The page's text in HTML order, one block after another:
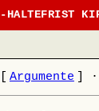
HALTEFRIST
Argumente ·